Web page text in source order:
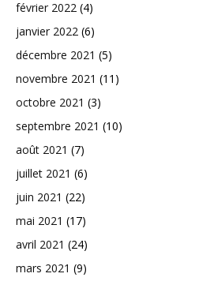
février 2022 (4)
janvier 2022 (6)
décembre 2021 (5)
novembre 2021 (11)
octobre 2021 (3)
septembre 2021 (10)
août 2021 (7)
juillet 2021 (6)
juin 2021 (22)
mai 2021 (17)
avril 2021 (24)
mars 2021 (9)